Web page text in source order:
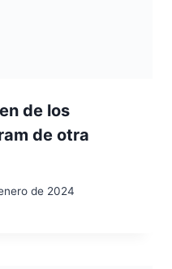
de los
de otra
de 2024